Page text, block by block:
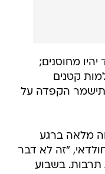
מחוסנים;
קטנים
תישמר הקפדה על
מלאה ברגע
"זה לא דבר
תרבות. בשבוע